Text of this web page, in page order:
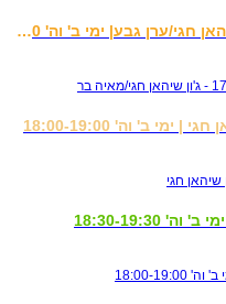
2026 קראטה מתחילים (5-7) - ג'ון שיהאן חגי/ערן גבע| ימי ב' וה' 17:15-18:00